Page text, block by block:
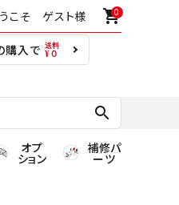
こそ ゲスト様 0
shopping_cart
購入で
search
オプ
ション
補修パ
ーツ